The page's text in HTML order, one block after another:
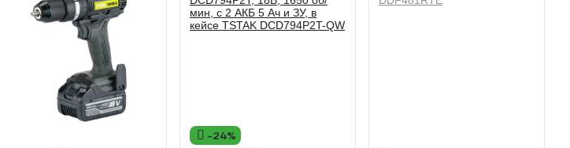
-24%